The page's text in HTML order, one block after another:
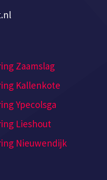
Zaamslag
Kallenkote
Ypecolsga
Lieshout
Nieuwendijk